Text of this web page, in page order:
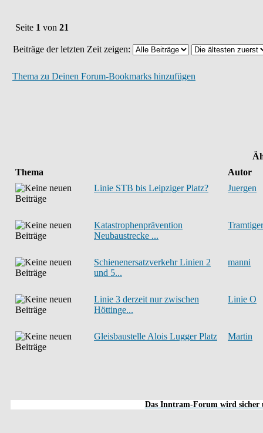
Seite 1 von 21
Beiträge der letzten Zeit zeigen:
Thema zu Deinen Forum-Bookmarks hinzufügen
Thema
Autor
Linie STB bis Leipziger Platz?
Juergen
Katastrophenprävention
Neubaustrecke ...
Tramtiger
Schienenersatzverkehr Linien 2
und 5...
manni
Linie 3 derzeit nur zwischen
Höttinge...
Linie O
Gleisbaustelle Alois Lugger Platz Martin
Das Inntram-Forum wird sicher